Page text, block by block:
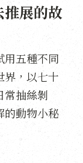
推展的故
用五種不同
界，以七十
常抽絲剝
的動物小秘